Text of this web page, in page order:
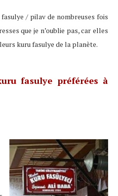
fasulye / pilav de nombreuses fois
que je n’oublie pas, car elles
kuru fasulye de la planète.
fasulye préférées à